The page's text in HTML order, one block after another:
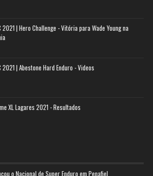
2021 | Hero Challenge - Vitória para Wade Young na
2021 | Abestone Hard Enduro - Videos
XL Lagares 2021 - Resultados
o Nacional de Super Enduro em Penafiel